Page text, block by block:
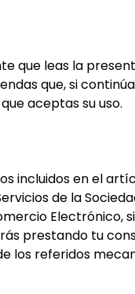
que leas la
que, si
aceptas su uso.
incluidos en el
de la
Electrónico,
prestando tu
los referidos